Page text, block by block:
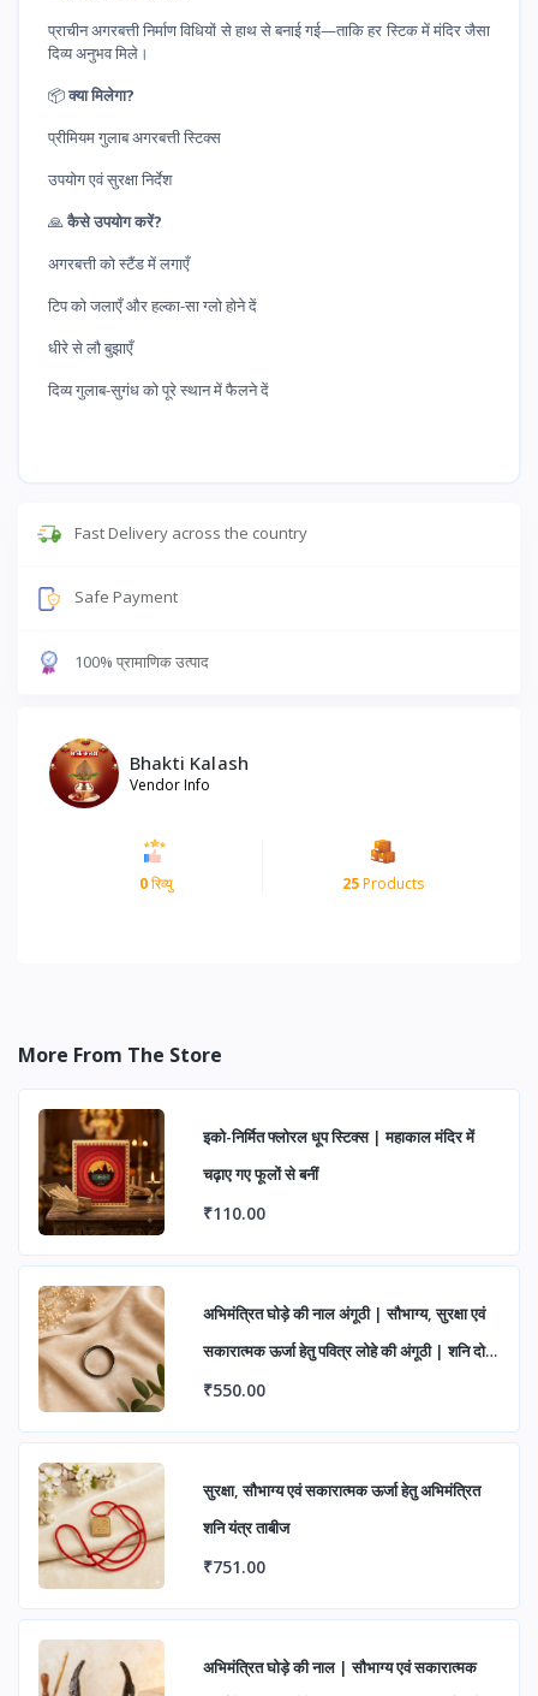
प्राचीन अगरबत्ती निर्माण विधियों से हाथ से बनाई गई—ताकि हर स्टिक में मंदिर जैसा
दिव्य अनुभव मिले।
📦क्या मिलेगा?
प्रीमियम गुलाब अगरबत्ती स्टिक्स
उपयोग एवं सुरक्षा निर्देश
🙏कैसे उपयोग करें?
अगरबत्ती को स्टैंड में लगाएँ
टिप को जलाएँ और हल्का-सा ग्लो होने दें
धीरे से लौ बुझाएँ
दिव्य गुलाब-सुगंध को पूरे स्थान में फैलने दें
Fast Delivery across the country
Safe Payment
100% प्रामाणिक उत्पाद
Bhakti Kalash
Vendor Info
0रिव्यु 25Products
More From The Store
इको-निर्मित फ्लोरल धूप स्टिक्स | महाकाल मंदिर में
चढ़ाए गए फूलों से बनीं
₹110.00
अभिमंत्रित घोड़े की नाल अंगूठी | सौभाग्य, सुरक्षा एवं
सकारात्मक ऊर्जा हेतु पवित्र लोहे की अंगूठी | शनि दोष
निवारण एवं शुभ लाभ के लिए आध्यात्मिक रिंग
₹550.00
सुरक्षा, सौभाग्य एवं सकारात्मक ऊर्जा हेतु अभिमंत्रित
शनि यंत्र ताबीज
₹751.00
अभिमंत्रित घोड़े की नाल | सौभाग्य एवं सकारात्मक